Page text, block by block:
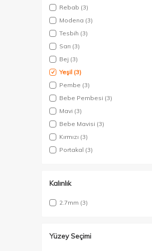
Rebab (3)
Modena (3)
Tesbih (3)
Sarı (3)
Bej (3)
Yeşil (3)
Pembe (3)
Bebe Pembesi (3)
Mavi (3)
Bebe Mavisi (3)
Kırmızı (3)
Portakal (3)
Kalınlık
2.7mm (3)
Yüzey Seçimi